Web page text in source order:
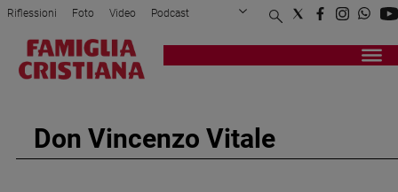
Attualità
Politica
Mondo
Riflessioni Foto Video Podcast
Privacy Policy Chi siamo
Registrati Redazione
Don Vincenzo Vitale